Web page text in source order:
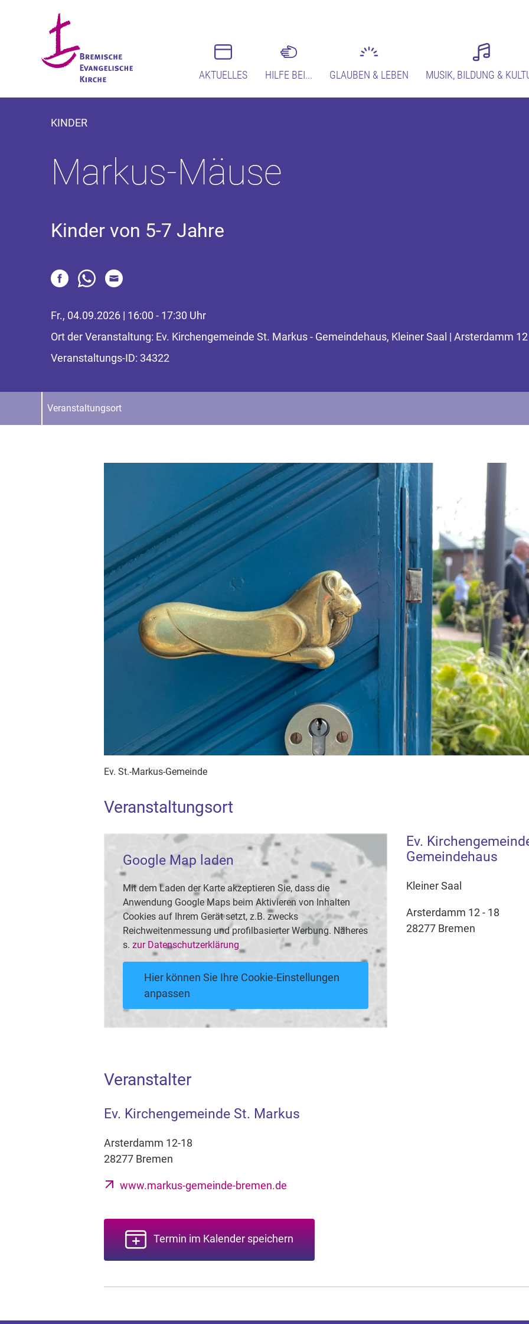
AKTUELLES HILFE BEI... GLAUBEN & LEBEN MUSIK, BILDUNG &
KINDER
Markus-Mäuse
Kinder von 5-7 Jahre
Fr., 04.09.2026 | 16:00 - 17:30 Uhr
Ort der Veranstaltung: Ev. Kirchengemeinde St. Markus - Gemeindehaus, Kleiner Saal | Arsterdamm
Veranstaltungs-ID: 34322
Veranstaltungsort
Ev. St.-Markus-Gemeinde
Veranstaltungsort
Google Map laden
Mit dem Laden der Karte akzeptieren Sie, dass die
Anwendung Google Maps beim Aktivieren von Inhalten
Cookies auf Ihrem Gerät setzt, z.B. zwecks
Reichweitenmessung und profilbasierter Werbung. Näheres
s. zur Datenschutzerklärung
Hier können Sie Ihre Cookie-Einstellungen
anpassen
Ev.
Gemeindehaus
Kleiner Saal
Arsterdamm 12 - 18
28277 Bremen
Veranstalter
Ev. Kirchengemeinde St. Markus
Arsterdamm 12-18
28277 Bremen
www.markus-gemeinde-bremen.de
Termin im Kalender speichern